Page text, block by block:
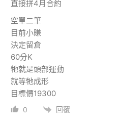
直接拼4月合約
空單二筆
目前小賺
決定留倉
60分K
牠就是頭部運動
就等牠成形
目標價19300
0 回覆